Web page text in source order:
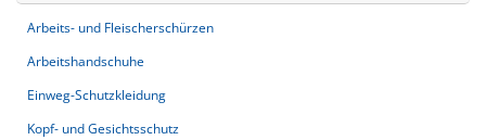
Arbeits- und Fleischerschürzen
Arbeitshandschuhe
Einweg-Schutzkleidung
Kopf- und Gesichtsschutz